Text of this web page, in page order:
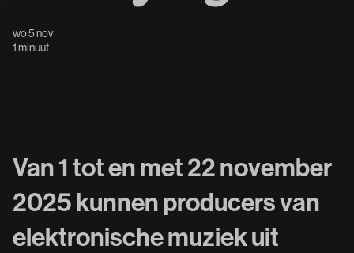
wo 5 nov
1 minuut
Van 1 tot en met 22 november
2025 kunnen producers van
elektronische muziek uit